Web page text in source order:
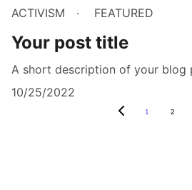
ACTIVISM FEATURED
Your post title
A short description of your blog
10/25/2022
1 2